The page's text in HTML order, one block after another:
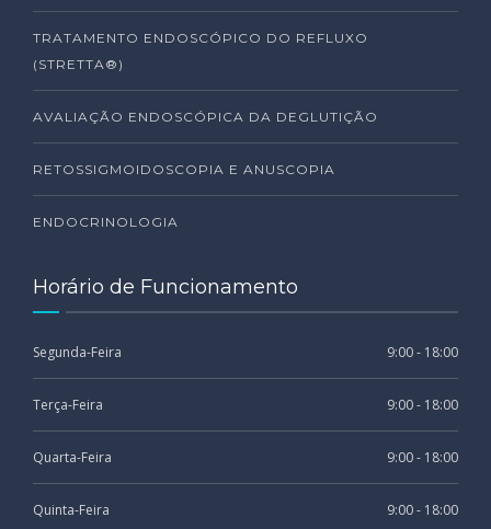
TRATAMENTO ENDOSCÓPICO DO REFLUXO
(STRETTA®)
AVALIAÇÃO ENDOSCÓPICA DA DEGLUTIÇÃO
RETOSSIGMOIDOSCOPIA E ANUSCOPIA
ENDOCRINOLOGIA
Horário de Funcionamento
Segunda-Feira 9:00 - 18:00
Terça-Feira 9:00 - 18:00
Quarta-Feira 9:00 - 18:00
Quinta-Feira 9:00 - 18:00